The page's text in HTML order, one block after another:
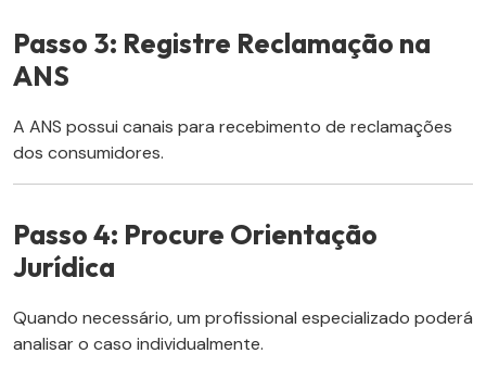
Passo 3: Registre Reclamação na
ANS
A ANS possui canais para recebimento de reclamações
dos consumidores.
Passo 4: Procure Orientação
Jurídica
Quando necessário, um profissional especializado poderá
analisar o caso individualmente.